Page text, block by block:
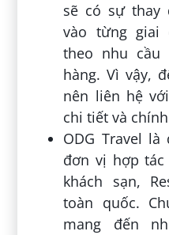
sẽ có sự thay
vào từng giai
theo nhu cầu
hàng. Vì vậy,
nên liên hệ
chi tiết và
ODG Travel
đơn vị hợp
khách sạn,
toàn quốc.
mang đến